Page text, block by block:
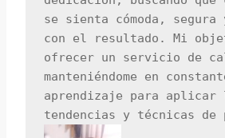
se sienta cómoda, segura
con el resultado. Mi
ofrecer un servicio de
manteniéndome en
aprendizaje para aplicar